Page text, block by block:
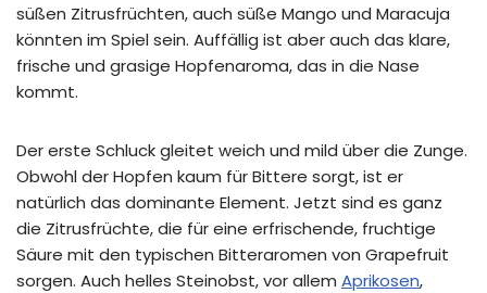
süßen Zitrusfrüchten, auch süße Mango und Maracuja
könnten im Spiel sein. Auffällig ist aber auch das klare,
frische und grasige Hopfenaroma, das in die Nase
kommt.
Der erste Schluck gleitet weich und mild über die Zunge.
Obwohl der Hopfen kaum für Bittere sorgt, ist er
natürlich das dominante Element. Jetzt sind es ganz
die Zitrusfrüchte, die für eine erfrischende, fruchtige
Säure mit den typischen Bitteraromen von Grapefruit
sorgen. Auch helles Steinobst, vor allem Aprikosen,